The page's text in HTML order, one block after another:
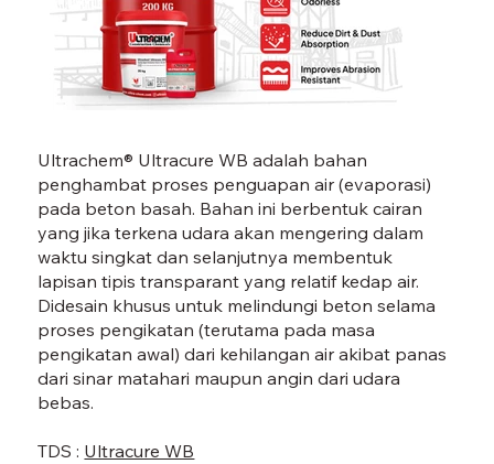
ULTRACURE WB-05.jpg
Ultrachem® Ultracure WB adalah bahan
penghambat proses penguapan air (evaporasi)
pada beton basah. Bahan ini berbentuk cairan
yang jika terkena udara akan mengering dalam
waktu singkat dan selanjutnya membentuk
lapisan tipis transparant yang relatif kedap air.
Didesain khusus untuk melindungi beton selama
proses pengikatan (terutama pada masa
pengikatan awal) dari kehilangan air akibat panas
dari sinar matahari maupun angin dari udara
bebas.
TDS : Ultracure WB